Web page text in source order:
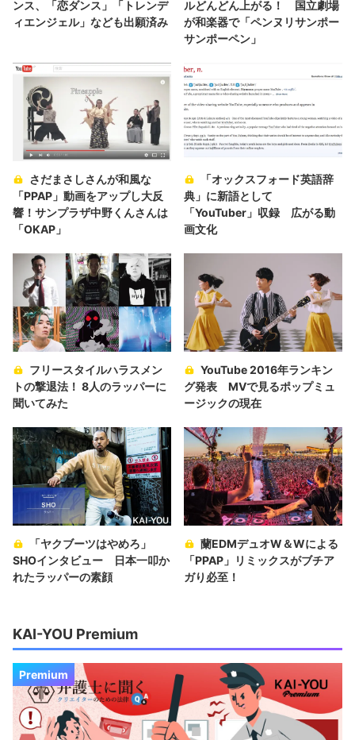
ンス、「恋ダンス」「トレンデ
ィエンジェル」なども出願済み
ルどんどん上がる！ 国立劇場
が和楽器で「ペンヌリサンポー
サンポーペン」
さだまさしさんが和風な
「PPAP」動画をアップし大反
響！サンプラザ中野くんさんは
「OKAP」
「オックスフォード英語辞
典」に新語として
「YouTuber」収録 広がる動
画文化
フリースタイルハラスメン
トの撃退法！ 8人のラッパーに
聞いてみた
YouTube 2016年ランキン
グ発表 MVで見るポップミュ
ージックの現在
「ヤクブーツはやめろ」
SHOインタビュー 日本一叩か
れたラッパーの素顔
蘭EDMデュオW＆Wによる
「PPAP」リミックスがブチア
ガり必至！
KAI-YOU Premium
Premium